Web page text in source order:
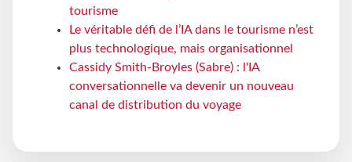
tourisme
Le véritable défi de l’IA dans le tourisme n’est
plus technologique, mais organisationnel
Cassidy Smith-Broyles (Sabre) : l'IA
conversationnelle va devenir un nouveau
canal de distribution du voyage